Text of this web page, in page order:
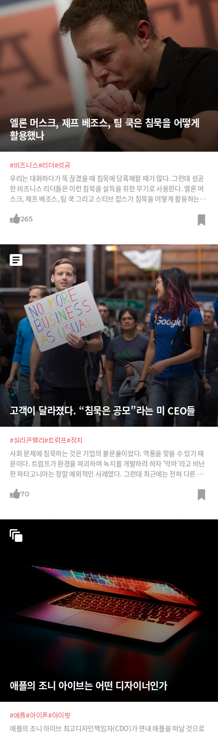
엘론 머스크, 제프 베조스, 팀 쿡은 침묵을 어떻게
활용했나
#비즈니스#리더#성공
우리는 대화하다가 뚝 끊겼을 때 침묵에 당혹해할 때가 많다. 그런데 성공
한 비즈니스 리더들은 이런 침묵을 설득을 위한 무기로 사용한다. 엘론 머
스크, 제프 베조스, 팀 쿡 그리고 스티브 잡스가 침묵을 어떻게 활용하는지
265
고객이 달라졌다. “침묵은 공모”라는 미 CEO들
#실리콘밸리#트럼프#정치
사회 문제에 침묵하는 것은 기업의 불문율이었다. 역풍을 맞을 수 있기 때
문이다. 트럼프가 환경을 파괴하며 녹지를 개발하려 하자 ‘악마’라고 비난
한 파타고니아는 정말 예외적인 사례였다. 그런데 최근에는 전혀 다른 양
존의 제프 베조스까지 “인종차별에 침묵해선 안 된다”며 트럼프를 비판하
70
애플의 조니 아이브는 어떤 디자이너인가
#애플#아이폰#아이팟
애플의 조니 아이브 최고디자인책임자(CDO)가 연내 애플을 떠날 것으로